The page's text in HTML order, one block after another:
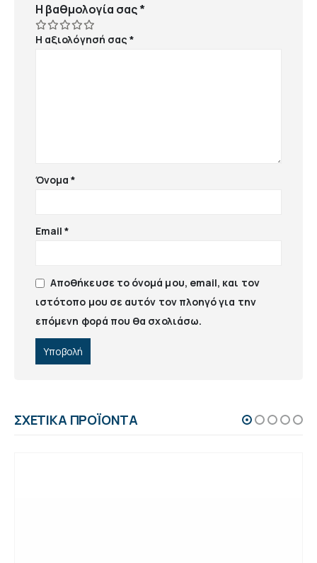
Η βαθμολογία σας*
Η αξιολόγησή σας*
Όνομα*
Email*
Αποθήκευσε το όνομά μου, email, και τον
ιστότοπο μου σε αυτόν τον πλοηγό για την
επόμενη φορά που θα σχολιάσω.
ΣΧΕΤΙΚΆ ΠΡΟΪΌΝΤΑ